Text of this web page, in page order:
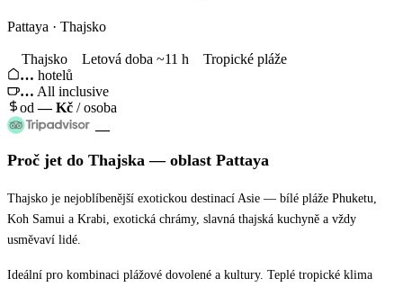
Pattaya · Thajsko
Thajsko Letová doba ~11 h
Tropické pláže
… hotelů
… All inclusive
od—Kč / osoba
—
Proč jet do Thajska — oblast Pattaya
Thajsko je nejoblíbenější exotickou destinací Asie — bílé pláže Phuketu,
Koh Samui a Krabi, exotická chrámy, slavná thajská kuchyně a vždy
usměvaví lidé.
Ideální pro kombinaci plážové dovolené a kultury. Teplé tropické klima